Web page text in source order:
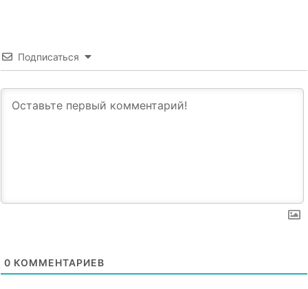
Подписаться
0 КОММЕНТАРИЕВ